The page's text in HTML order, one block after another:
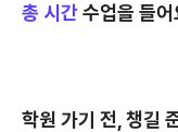
총 시간수업을 들어
학원 가기 전, 챙길